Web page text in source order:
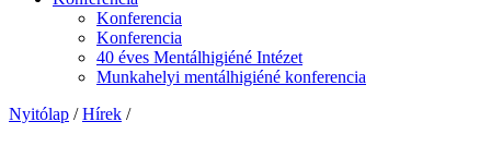
Konferencia
Konferencia
40 éves Mentálhigiéné Intézet
Munkahelyi mentálhigiéné konferencia
Nyitólap / Hírek /